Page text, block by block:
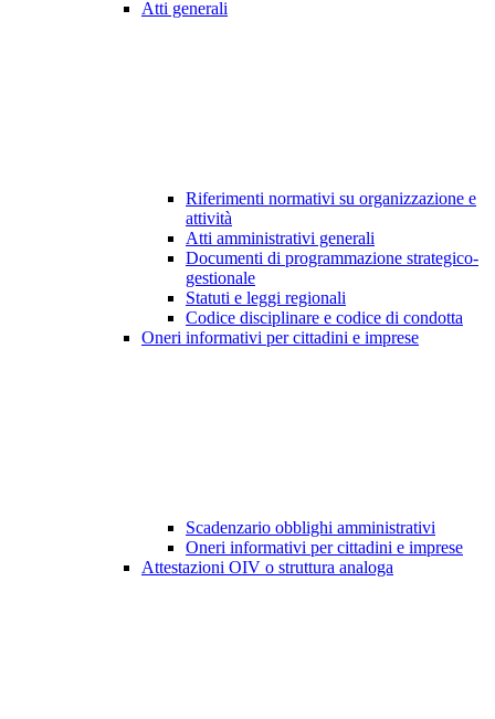
Atti generali
Riferimenti normativi su organizzazione e
attività
Atti amministrativi generali
Documenti di programmazione strategico-
gestionale
Statuti e leggi regionali
Codice disciplinare e codice di condotta
Oneri informativi per cittadini e imprese
Scadenzario obblighi amministrativi
Oneri informativi per cittadini e imprese
Attestazioni OIV o struttura analoga